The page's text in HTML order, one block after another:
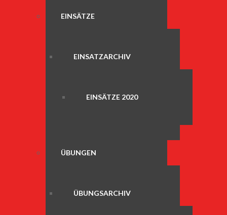
EINSÄTZE
EINSATZARCHIV
EINSÄTZE 2020
ÜBUNGEN
ÜBUNGSARCHIV